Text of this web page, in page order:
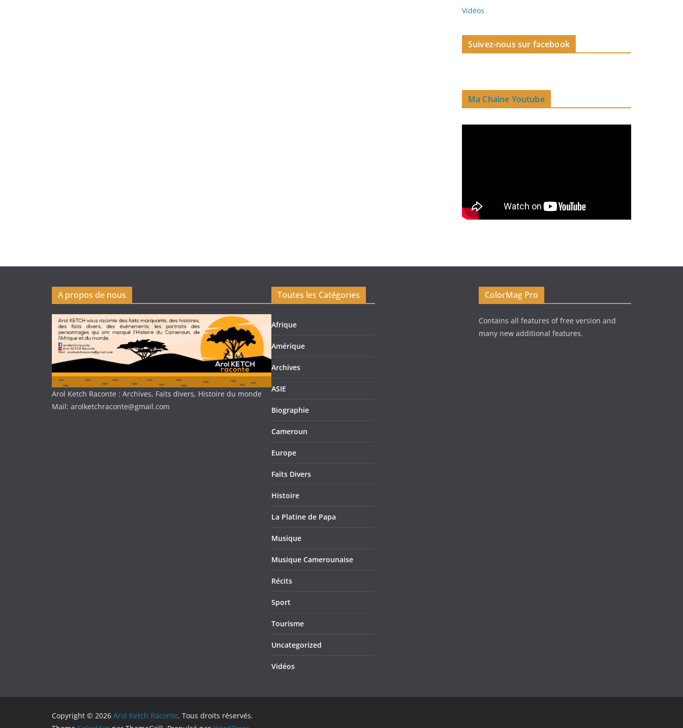
Vidéos
Suivez-nous sur facebook
Ma Chaine Youtube
A propos de nous
Arol Ketch Raconte : Archives, Faits divers, Histoire du monde
Mail: arolketchraconte@gmail.com
Toutes les Catégories
Afrique
Amérique
Archives
ASIE
Biographie
Cameroun
Europe
Faits Divers
Histoire
La Platine de Papa
Musique
Musique Camerounaise
Récits
Sport
Tourisme
Uncategorized
Vidéos
ColorMag Pro
Contains all features of free version and
many new additional features.
Copyright © 2026 Arol Ketch Raconte. Tous droits réservés.